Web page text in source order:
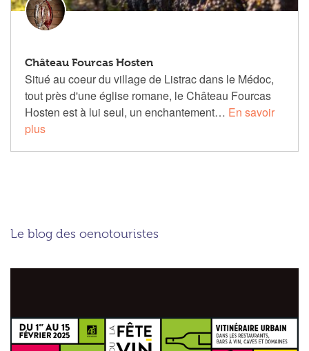
Château Fourcas Hosten
Situé au coeur du village de Listrac dans le Médoc,
tout près d'une église romane, le Château Fourcas
Hosten est à lui seul, un enchantement… En savoir
plus
Le blog des oenotouristes